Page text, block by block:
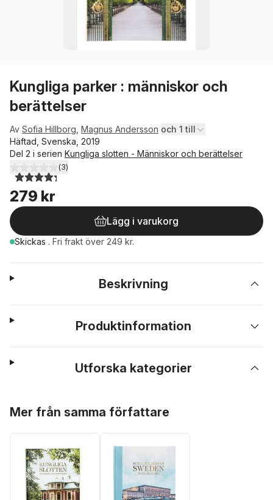
Kungliga parker : människor och
berättelser
Av Sofia Hillborg Magnus Andersson och 1 till
Häftad, Svenska, 2019
Del 2 i serien Kungliga slotten - Människor och berättelser
4,3utav 5 stjärnor. Totalt antal röster:
(3)
279 kr
Lägg i varukorg
Skickas . Fri frakt över 249 kr.
Beskrivning
Produktinformation
Utforska kategorier
Mer från samma författare